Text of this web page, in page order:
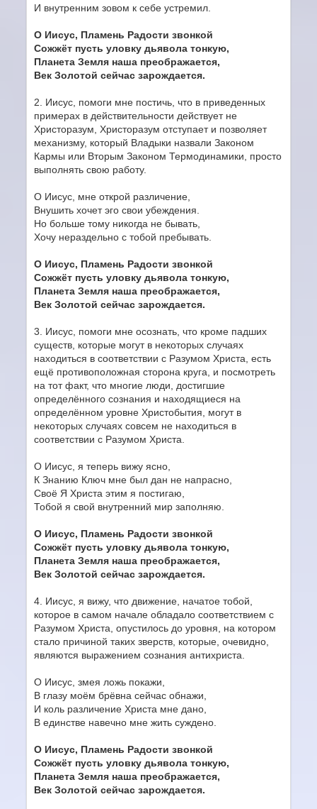
И внутренним зовом к себе устремил.
О Иисус, Пламень Радости звонкой
Сожжёт пусть уловку дьявола тонкую,
Планета Земля наша преображается,
Век Золотой сейчас зарождается.
2. Иисус, помоги мне постичь, что в приведенных
примерах в действительности действует не
Христоразум, Христоразум отступает и позволяет
механизму, который Владыки назвали Законом
Кармы или Вторым Законом Термодинамики, просто
выполнять свою работу.
О Иисус, мне открой различение,
Внушить хочет эго свои убеждения.
Но больше тому никогда не бывать,
Хочу нераздельно с тобой пребывать.
О Иисус, Пламень Радости звонкой
Сожжёт пусть уловку дьявола тонкую,
Планета Земля наша преображается,
Век Золотой сейчас зарождается.
3. Иисус, помоги мне осознать, что кроме падших
существ, которые могут в некоторых случаях
находиться в соответствии с Разумом Христа, есть
ещё противоположная сторона круга, и посмотреть
на тот факт, что многие люди, достигшие
определённого сознания и находящиеся на
определённом уровне Христобытия, могут в
некоторых случаях совсем не находиться в
соответствии с Разумом Христа.
О Иисус, я теперь вижу ясно,
К Знанию Ключ мне был дан не напрасно,
Своё Я Христа этим я постигаю,
Тобой я свой внутренний мир заполняю.
О Иисус, Пламень Радости звонкой
Сожжёт пусть уловку дьявола тонкую,
Планета Земля наша преображается,
Век Золотой сейчас зарождается.
4. Иисус, я вижу, что движение, начатое тобой,
которое в самом начале обладало соответствием с
Разумом Христа, опустилось до уровня, на котором
стало причиной таких зверств, которые, очевидно,
являются выражением сознания антихриста.
О Иисус, змея ложь покажи,
В глазу моём брёвна сейчас обнажи,
И коль различение Христа мне дано,
В единстве навечно мне жить суждено.
О Иисус, Пламень Радости звонкой
Сожжёт пусть уловку дьявола тонкую,
Планета Земля наша преображается,
Век Золотой сейчас зарождается.